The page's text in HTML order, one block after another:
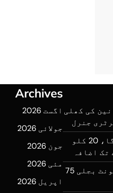
کی کھلی
جنرل
ایک ہفتے میں آٹا مزید مہنگا، 20 کلو
عوام پر ایک اور بوجھ، فی یونٹ بجلی 75
Archives
اگست 2026
جولائی 2026
جون 2026
مئی 2026
اپریل 2026